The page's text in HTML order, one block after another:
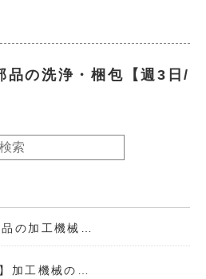
品の洗浄・梱包【週3日/
の加工機械…
加工機械の…